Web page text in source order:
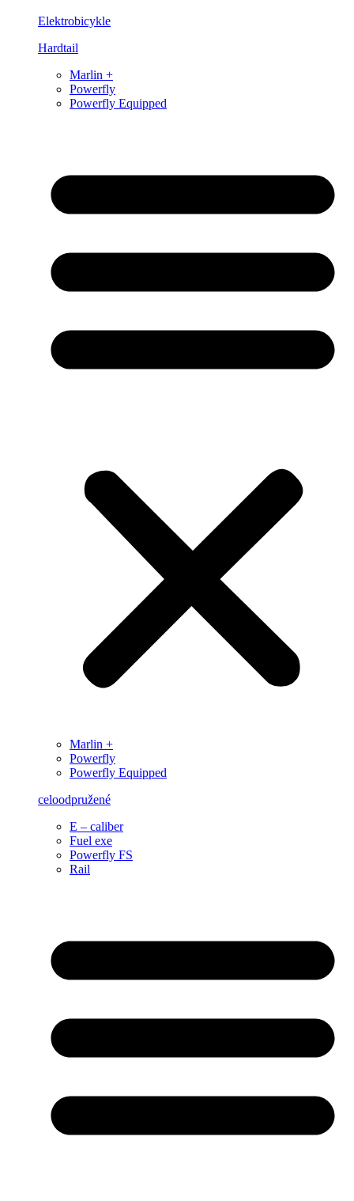
Elektrobicykle
Hardtail
Marlin +
Powerfly
Powerfly Equipped
Marlin +
Powerfly
Powerfly Equipped
celoodpružené
E – caliber
Fuel exe
Powerfly FS
Rail